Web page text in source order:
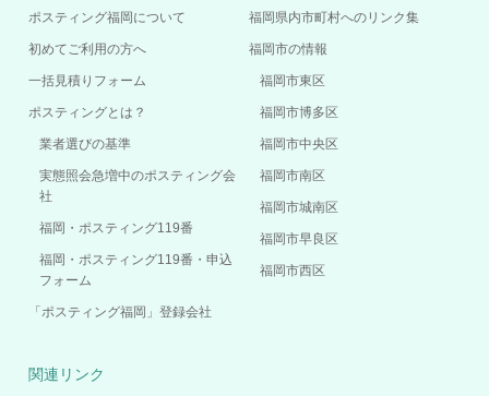
ポスティング福岡について
初めてご利用の方へ
一括見積りフォーム
ポスティングとは？
業者選びの基準
実態照会急増中のポスティング会
社
福岡・ポスティング119番
福岡・ポスティング119番・申込
フォーム
「ポスティング福岡」登録会社
福岡県内市町村へのリンク集
福岡市の情報
福岡市東区
福岡市博多区
福岡市中央区
福岡市南区
福岡市城南区
福岡市早良区
福岡市西区
関連リンク